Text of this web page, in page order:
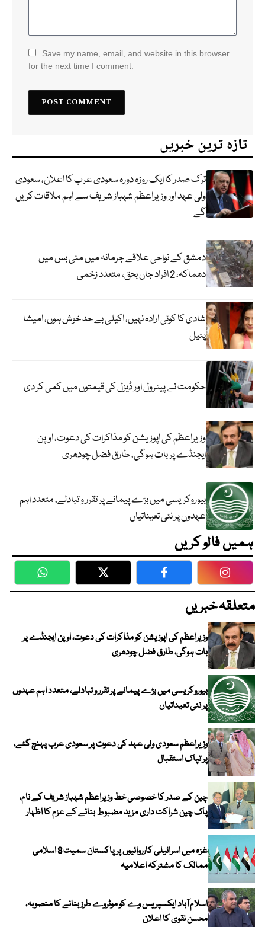
Save my name, email, and website in this browser
for the next time I comment.
تازہ ترین خبریں
ترک صدر کا ایک روزہ دورہ سعودی عرب کا اعلان، سعودی
ولی عہد اور وزیراعظم شہباز شریف سے اہم ملاقات کریں
گے
دمشق کے نواحی علاقے جرمانہ میں منی بس میں
دھماکہ، 2 افراد جاں بحق، متعدد زخمی
شادی کا کوئی ارادہ نہیں، اکیلی بے حد خوش ہوں، امیشا
پٹیل
حکومت نے پیٹرول اور ڈیزل کی قیمتوں میں کمی کر دی
وزیراعظم کی اپوزیشن کو مذاکرات کی دعوت، اوپن
ایجنڈے پر بات ہوگی، طارق فضل چودھری
بیوروکریسی میں بڑے پیمانے پر تقرر و تبادلے، متعدد اہم
عہدوں پر نئی تعیناتیاں
ہمیں فالو کریں
WhatsApp Twitter Facebook
متعلقہ خبریں
وزیراعظم کی اپوزیشن کو مذاکرات کی دعوت، اوپن ایجنڈے پر
بات ہوگی، طارق فضل چودھری
بیوروکریسی میں بڑے پیمانے پر تقرر و تبادلے، متعدد اہم عہدوں
پر نئی تعیناتیاں
وزیراعظم سعودی ولی عہد کی دعوت پر سعودی عرب پہنچ گئے،
پر تپاک استقبال
چین کے صدر کا خصوصی خط وزیراعظم شہباز شریف کے نام،
پاک چین شراکت داری مزید مضبوط بنانے کے عزم کا اظہار
غزہ میں اسرائیلی کارروائیوں پر پاکستان سمیت 8 اسلامی
ممالک کا مشترکہ اعلامیہ
اسلام آباد ایکسپریس وے کو موٹروے طرز بنانے کا منصوبہ،
محسن نقوی کا اعلان